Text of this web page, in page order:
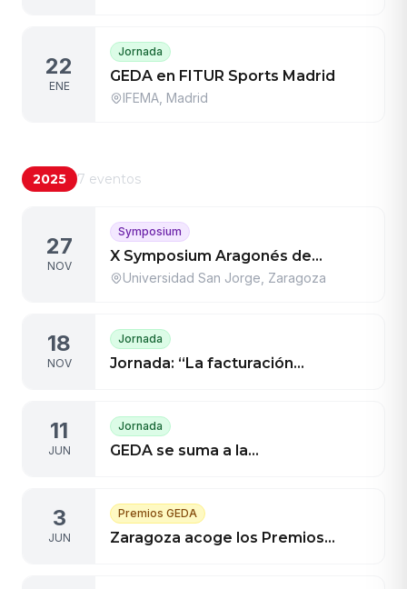
22
ENE
Jornada
GEDA en FITUR Sports Madrid
IFEMA, Madrid
2025 7 eventos
27
NOV
Symposium
X Symposium Aragonés de
Gestión en el Deporte
Universidad San Jorge, Zaragoza
18
NOV
Jornada
Jornada: “La facturación
implantación inminente”
11
JUN
Jornada
GEDA se suma a la
3
JUN
Premios GEDA
Zaragoza acoge los Premios